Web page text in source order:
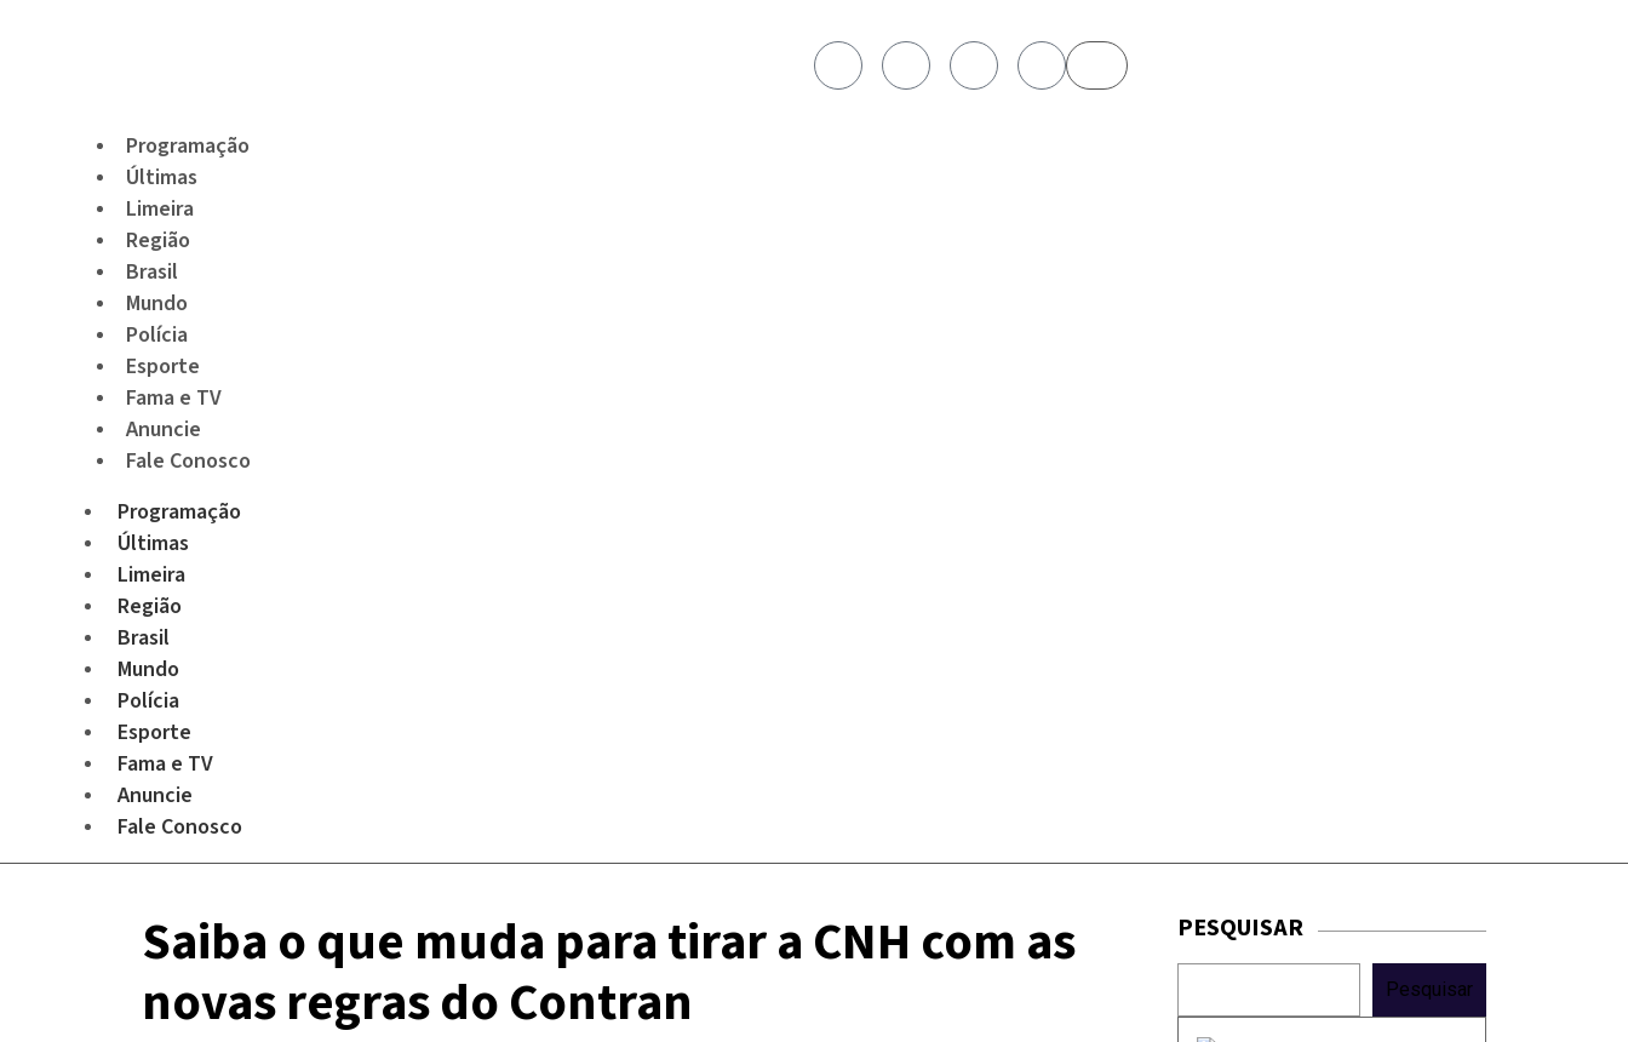
Programação
Últimas
Limeira
Região
Brasil
Mundo
Polícia
Esporte
Fama e TV
Anuncie
Fale Conosco
Programação
Últimas
Limeira
Região
Brasil
Mundo
Polícia
Esporte
Fama e TV
Anuncie
Fale Conosco
Saiba o que muda para tirar a CNH com as
novas regras do Contran
PESQUISAR
Pesquisar